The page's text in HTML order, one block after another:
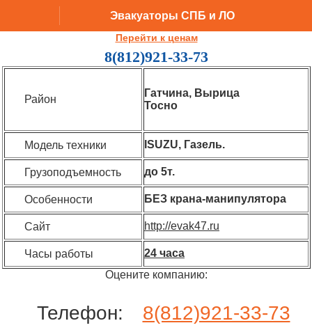
Эвакуаторы СПБ и ЛО
Олег
Перейти к ценам
8(812)921-33-73
Район
Гатчина, Вырица
Тосно
Модель техники ISUZU, Газель.
Грузоподъемность до 5т.
Особенности БЕЗ крана-манипулятора
Сайт http://evak47.ru
Часы работы
24 часа
Оцените компанию:
Телефон: 8(812)921-33-73